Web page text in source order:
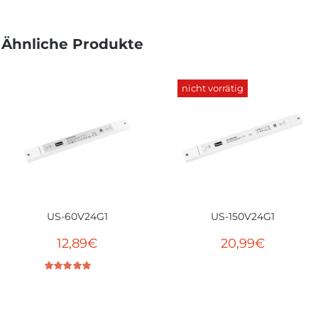
Ähnliche Produkte
US-60V24G1
12,89€
nicht vorrätig
US-150V24G1
20,99€